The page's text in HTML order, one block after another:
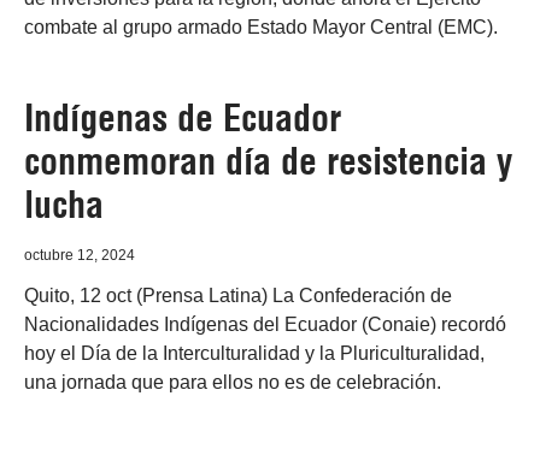
combate al grupo armado Estado Mayor Central (EMC).
Indígenas de Ecuador
conmemoran día de resistencia y
lucha
octubre 12, 2024
Quito, 12 oct (Prensa Latina) La Confederación de
Nacionalidades Indígenas del Ecuador (Conaie) recordó
hoy el Día de la Interculturalidad y la Pluriculturalidad,
una jornada que para ellos no es de celebración.